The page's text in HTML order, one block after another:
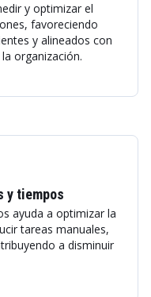
y optimizar el
favoreciendo
y alineados con
organización.
y tiempos
ayuda a optimizar la
tareas manuales,
a disminuir